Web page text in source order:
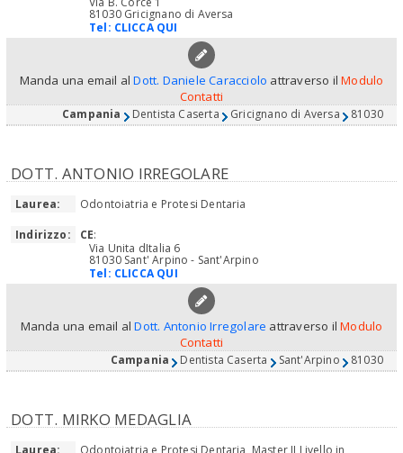
81030 Gricignano di Aversa
Tel: CLICCA QUI
Manda una email alDott. Daniele Caracciolo attraverso ilModulo
Contatti
Campania Dentista Caserta Gricignano di Aversa 81030
DOTT. ANTONIO IRREGOLARE
Laurea:
Odontoiatria e Protesi Dentaria
Indirizzo:
CE:
Via Unita dItalia 6
81030 Sant' Arpino - Sant'Arpino
Tel: CLICCA QUI
Manda una email alDott. Antonio Irregolare attraverso ilModulo
Contatti
Campania Dentista Caserta Sant'Arpino 81030
DOTT. MIRKO MEDAGLIA